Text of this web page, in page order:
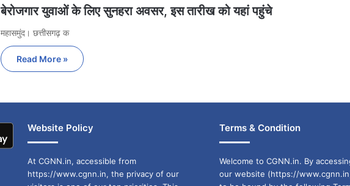
बेरोजगार युवाओं के लिए सुनहरा अवसर, इस तारीख को यहां पहुंचे
महासमुंद। छत्तीसगढ़ क
Read More »
Website Policy
At CGNN.in, accessible from
https://www.cgnn.in, the privacy of our
Terms & Condition
Welcome to CGNN.in. By
our website (https://